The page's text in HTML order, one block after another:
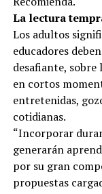
La lectura
Los adultos
educadores
desafiante,
en cortos
entretenidas,
cotidianas.
“Incorporar
generarán
por su gran
propuestas